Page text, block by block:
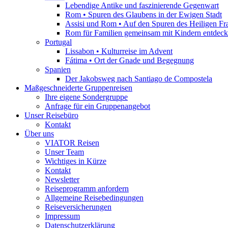
Lebendige Antike und faszinierende Gegenwart
Rom • Spuren des Glaubens in der Ewigen Stadt
Assisi und Rom • Auf den Spuren des Heiligen
Rom für Familien gemeinsam mit Kindern
Portugal
Lissabon • Kulturreise im Advent
Fátima • Ort der Gnade und Begegnung
Spanien
Der Jakobsweg nach Santiago de Compostela
Maßge­schneiderte ­Gruppen­reisen
Ihre eigene Sondergruppe
Anfrage für ein Gruppenangebot
Unser Reisebüro
Kontakt
Über uns
VIATOR Reisen
Unser Team
Wichtiges in Kürze
Kontakt
Newsletter
Reiseprogramm anfordern
Allgemeine Reisebedingungen
Reiseversicherungen
Impressum
Datenschutzerklärung